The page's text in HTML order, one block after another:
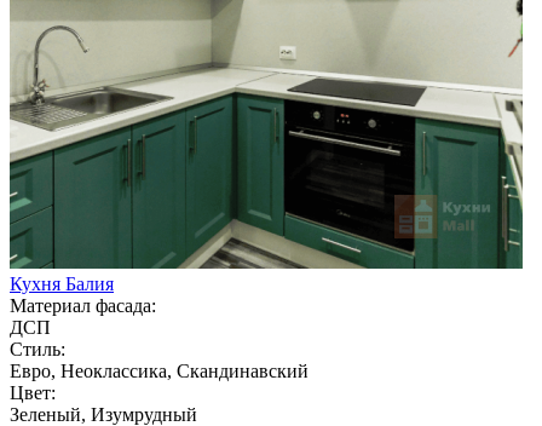
Кухня Балия
Материал фасада:
ДСП
Стиль:
Евро, Неоклассика, Скандинавский
Цвет:
Зеленый, Изумрудный